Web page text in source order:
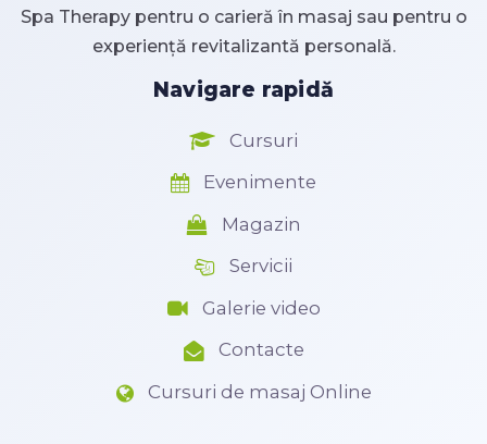
Spa Therapy pentru o carieră în masaj sau pentru o
experiență revitalizantă personală.
Navigare rapidă
Cursuri
Evenimente
Magazin
Servicii
Galerie video
Contacte
Cursuri de masaj Online